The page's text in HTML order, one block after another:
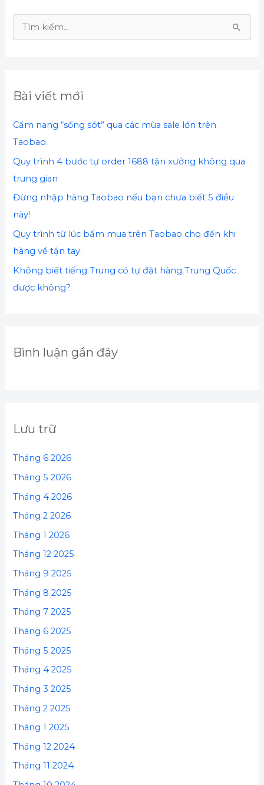
iBài viết mới
Cẩm nang “sống sót” qua các mùa sale lớn trên
Taobao.
Quy trình 4 bước tự order 1688 tận xưởng không qua
trung gian
Đừng nhập hàng Taobao nếu bạn chưa biết 5 điều
này!
Quy trình từ lúc bấm mua trên Taobao cho đến khi
hàng về tận tay.
Không biết tiếng Trung có tự đặt hàng Trung Quốc
được không?
Bình luận gần đây
Lưu trữ
Tháng 6 2026
Tháng 5 2026
Tháng 4 2026
Tháng 2 2026
Tháng 1 2026
Tháng 12 2025
Tháng 9 2025
Tháng 8 2025
Tháng 7 2025
Tháng 6 2025
Tháng 5 2025
Tháng 4 2025
Tháng 3 2025
Tháng 2 2025
Tháng 1 2025
Tháng 12 2024
Tháng 11 2024